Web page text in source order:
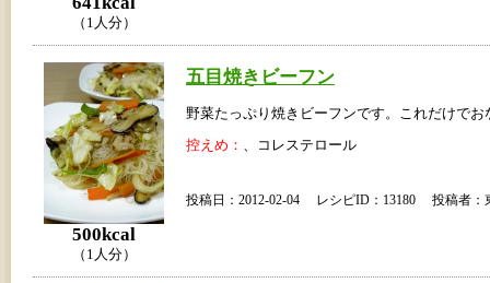
（1人分）
500kcal
（1人分）
五目焼きビーフン
野菜たっぷり焼きビーフンです。これだけでお
控えめ： 、コレステロール
投稿日：2012-02-04 レシピID：13180 投稿者：